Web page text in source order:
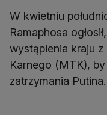
W kwietniu
Ramaphosa
wystąpienia kraju
Karnego (MTK),
zatrzymania Putina.